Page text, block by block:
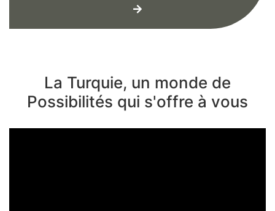
La Turquie, un monde de
Possibilités qui s'offre à vous